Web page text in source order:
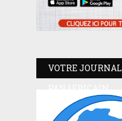
VOTRE JOURNAL